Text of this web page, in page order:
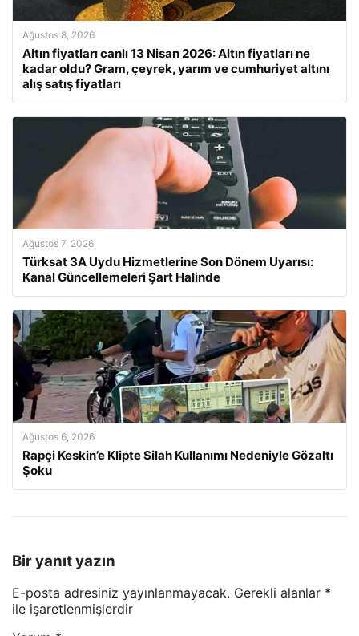
Ağustos 8, 2026
Altın fiyatları canlı 13 Nisan 2026: Altın fiyatları ne
kadar oldu? Gram, çeyrek, yarım ve cumhuriyet altını
alış satış fiyatları
Ağustos 7, 2026
Türksat 3A Uydu Hizmetlerine Son Dönem Uyarısı:
Kanal Güncellemeleri Şart Halinde
Ağustos 6, 2026
Rapçi Keskin’e Klipte Silah Kullanımı Nedeniyle Gözaltı
Şoku
Bir yanıt yazın
E-posta adresiniz yayınlanmayacak. Gerekli alanlar *
ile işaretlenmişlerdir